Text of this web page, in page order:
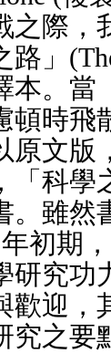
之際，
」
本。當
頓時飛
原文版
「科學
。雖然
初期
研究功
歡迎，
究之要